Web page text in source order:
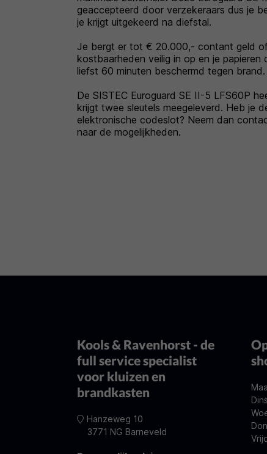
geaccepteerd door verzekeraars dus je
je krijgt uitgekeerd na diefstal.
Je bergt er tot € 20.000,- contant geld
kostbaarheden veilig in op en je papieren
liefst 60 minuten beschermd tegen brand.
De SISTEC Euroguard SE II-5 LFS60P
krijgt twee sleutels meegeleverd. Heb je
elektronische codeslot? Neem dan
naar de mogelijkheden.
Kools & Ravenhorst - de
full service specialist
voor kluizen en
brandkasten
Hanzeweg 10
3771 NG Barneveld